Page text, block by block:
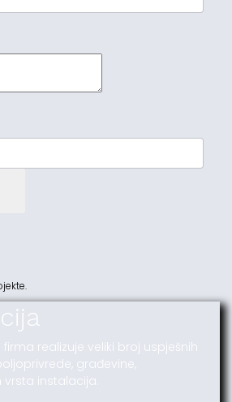
realizuje veliki broj uspješnih
građevine,
instalacija.